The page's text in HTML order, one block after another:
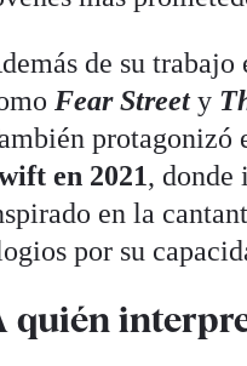
de su
Fear Street y
protagonizó
en 2021, donde
en la
por su
quién